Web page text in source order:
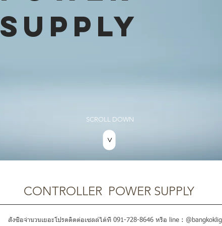
SCROLL DOWN
>
SUPPLY
CONTROLLER POWER SUPPLY
สั่งซื้อจำนวนเยอะโปรดติดต่อเซลล์ได้ที่ 091-728-8646 หรือ line :